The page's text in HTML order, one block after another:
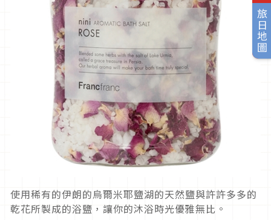
旅日地圖
使用稀有的伊朗的烏爾米耶鹽湖的天然鹽與許許多多的
乾花所製成的浴鹽，讓你的沐浴時光優雅無比。